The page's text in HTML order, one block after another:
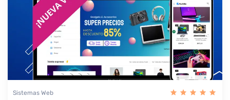
Sistemas Web